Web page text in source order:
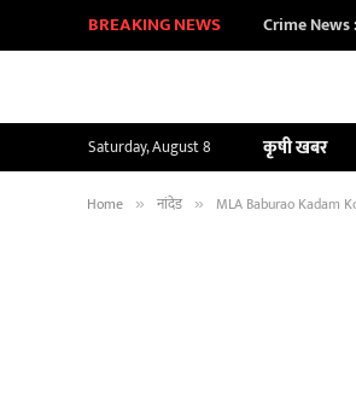
BREAKING NEWS Crime News
Saturday, August 8 कृषी खबर
Home » नांदेड » MLA Baburao Kadam